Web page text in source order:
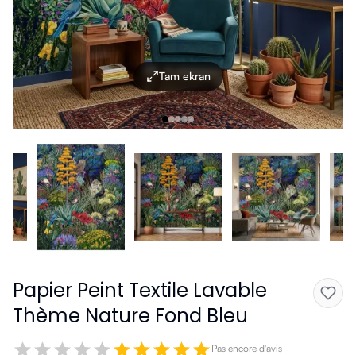
Tam ekran
Papier Peint Textile Lavable
Thème Nature Fond Bleu
Pas encore d'avis